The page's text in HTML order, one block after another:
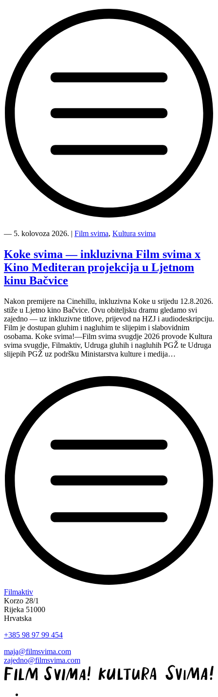
Mediteran
Film
svima
nastavljaju
inkluzivnu
turneju
Hvaru”
― 5. kolovoza 2026. | Film svima, Kultura svima
Koke svima — inkluzivna Film svima x
Kino Mediteran projekcija u Ljetnom
kinu Bačvice
Nakon premijere na Cinehillu, inkluzivna Koke u srijedu 12.8.2026.
stiže u Ljetno kino Bačvice. Ovu obiteljsku dramu gledamo svi
zajedno — uz inkluzivne titlove, prijevod na HZJ i audiodeskripciju.
Film je dostupan gluhim i nagluhim te slijepim i slabovidnim
osobama. Koke svima!—Film svima svugdje 2026 provode Kultura
svima svugdje, Filmaktiv, Udruga gluhih i nagluhih PGŽ te Udruga
slijepih PGŽ uz podršku Ministarstva kulture i medija…
“Koke
svima
—
inkluzivna
svima
Kino
Mediteran
projekcija
u
Filmaktiv
Korzo 28/1
Rijeka 51000
Hrvatska
+385 98 97 99 454
maja@filmsvima.com
zajedno@filmsvima.com